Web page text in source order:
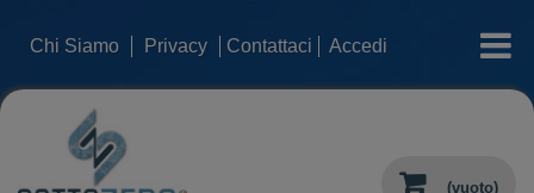
Chi Siamo Privacy Contattaci Accedi categorie
(vuoto)